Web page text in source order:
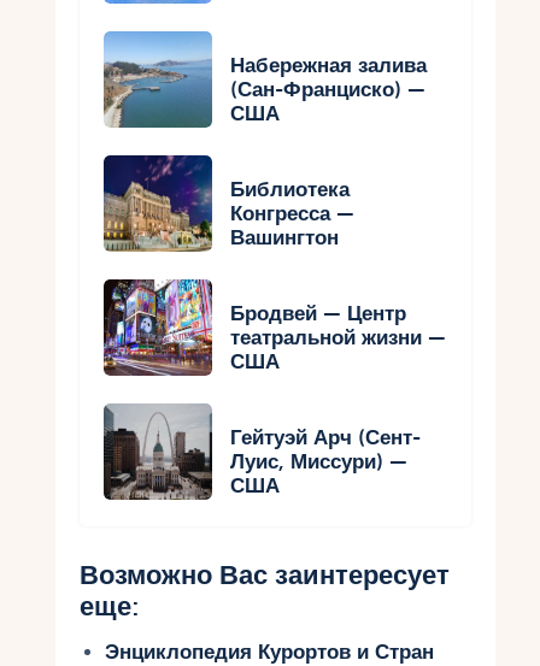
Набережная залива
(Сан-Франциско) —
США
Библиотека
Конгресса —
Вашингтон
Бродвей — Центр
театральной жизни —
США
Гейтуэй Арч (Сент-
Луис, Миссури) —
США
Возможно Вас заинтересует
еще:
Энциклопедия Курортов и Стран